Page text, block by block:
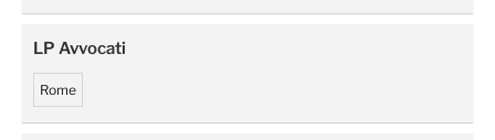
LP Avvocati
Rome